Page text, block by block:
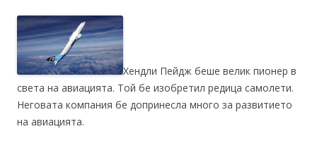
Хендли Пейдж беше велик пионер в
света на авиацията. Той бе изобретил редица самолети.
Неговата компания бе допринесла много за развитието
на авиацията.